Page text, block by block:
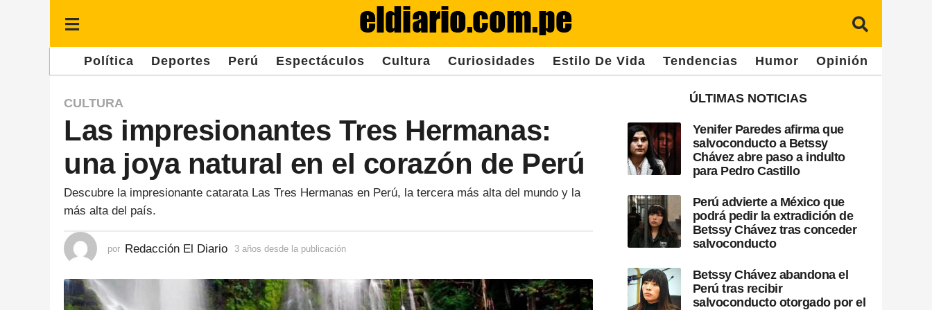
Política Deportes Perú Espectáculos Cultura Curiosidades Estilo De Vida Tendencias Humor Opinión
3
a
ñ
o
s
d
s
e
CULTURA
Las impresionantes Tres Hermanas:
una joya natural en el corazón de Perú
Descubre la impresionante catarata Las Tres Hermanas en Perú, la tercera más alta del mundo y la
más alta del país.
por Redacción El Diario 3 años desde la publicación
ÚLTIMAS NOTICIAS
Yenifer Paredes afirma que
salvoconducto a Betssy
Chávez abre paso a indulto
para Pedro Castillo
Perú advierte a México que
podrá pedir la extradición de
Betssy Chávez tras conceder
salvoconducto
Betssy Chávez abandona el
Perú tras recibir
salvoconducto otorgado por el